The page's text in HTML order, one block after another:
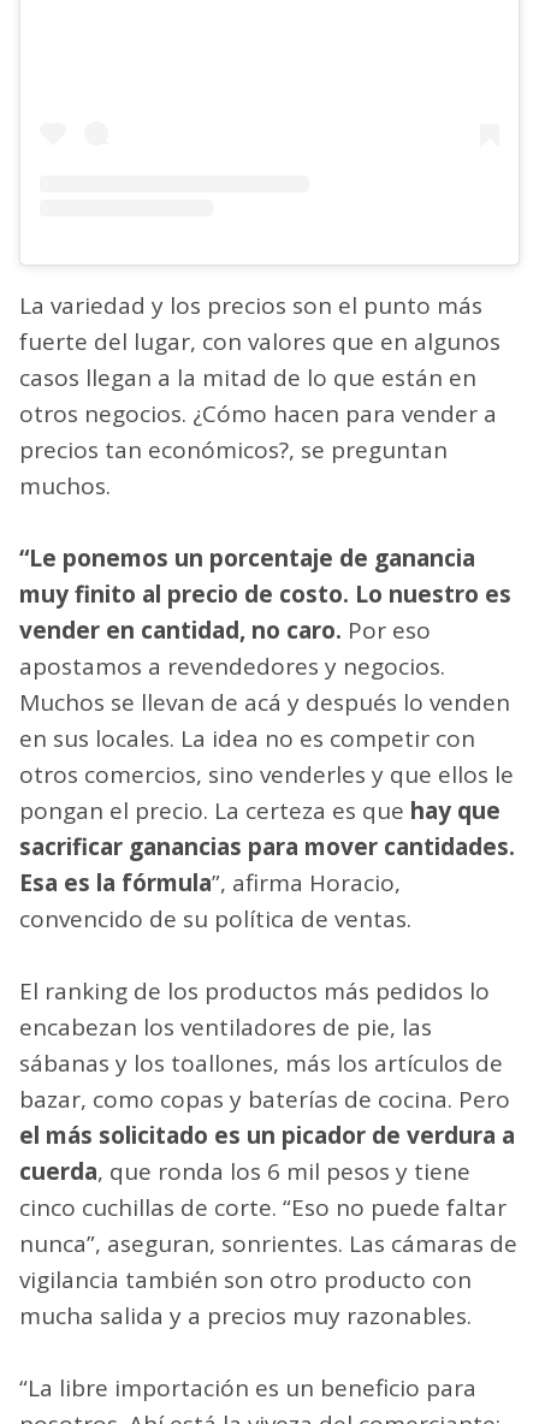
La variedad y los precios son el punto más
fuerte del lugar, con valores que en algunos
casos llegan a la mitad de lo que están en
otros negocios. ¿Cómo hacen para vender a
precios tan económicos?, se preguntan
muchos.
“Le ponemos un porcentaje de ganancia
muy finito al precio de costo. Lo nuestro es
vender en cantidad, no caro. Por eso
apostamos a revendedores y negocios.
Muchos se llevan de acá y después lo venden
en sus locales. La idea no es competir con
otros comercios, sino venderles y que ellos le
pongan el precio. La certeza es que hay que
sacrificar ganancias para mover cantidades.
Esa es la fórmula”, afirma Horacio,
convencido de su política de ventas.
El ranking de los productos más pedidos lo
encabezan los ventiladores de pie, las
sábanas y los toallones, más los artículos de
bazar, como copas y baterías de cocina. Pero
el más solicitado es un picador de verdura a
cuerda, que ronda los 6 mil pesos y tiene
cinco cuchillas de corte. “Eso no puede faltar
nunca”, aseguran, sonrientes. Las cámaras de
vigilancia también son otro producto con
mucha salida y a precios muy razonables.
“La libre importación es un beneficio para